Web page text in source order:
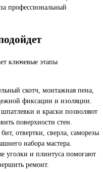
профессиональный
ключевые этапы
скотч, монтажная пена,
фиксации и изоляции.
и краски позволяют
поверхности стен.
отвертки, сверла, саморезы
набора мастера.
уголки и плинтуса помогают
ремонт.